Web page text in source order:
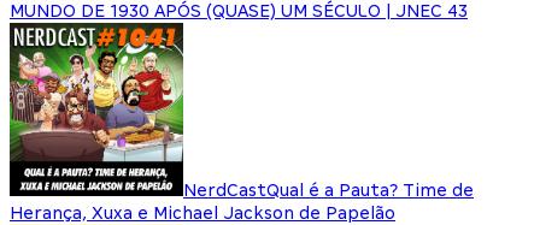
MUNDO DE 1930 APÓS (QUASE) UM SÉCULO | JNEC 43
NerdCastQual é a Pauta? Time de
Herança, Xuxa e Michael Jackson de Papelão